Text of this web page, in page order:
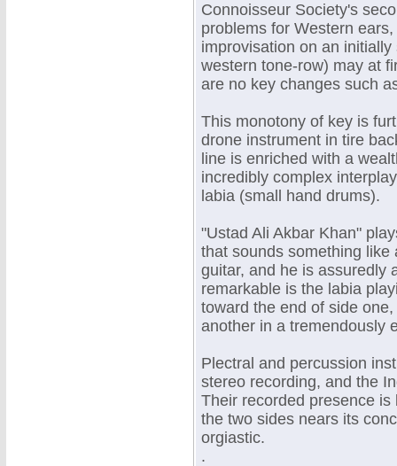
Connoisseur Society's
problems for Western
improvisation on an
western tone-row) may at
are no key changes such
This monotony of key is
drone instrument in tire
line is enriched with a
incredibly complex
labia (small hand drums).
"Ustad Ali Akbar Khan"
that sounds something
guitar, and he is assuredly
remarkable is the labia
toward the end of side
another in a tremendously
Plectral and percussion
stereo recording, and the
Their recorded presence
the two sides nears its
orgiastic.
.